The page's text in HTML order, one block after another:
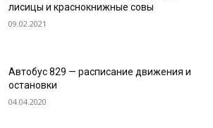
лисицы и краснокнижные совы
09.02.2021
Автобус 829 — расписание движения и
остановки
04.04.2020